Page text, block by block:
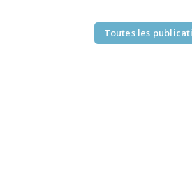
Toutes les